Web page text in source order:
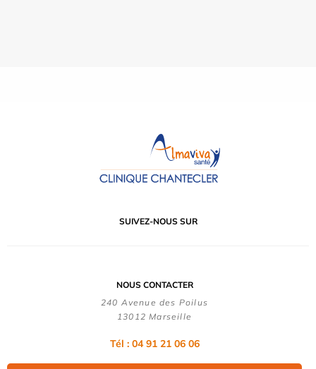
SUIVEZ-NOUS SUR
NOUS CONTACTER
240 Avenue des Poilus
13012 Marseille
Tél : 04 91 21 06 06